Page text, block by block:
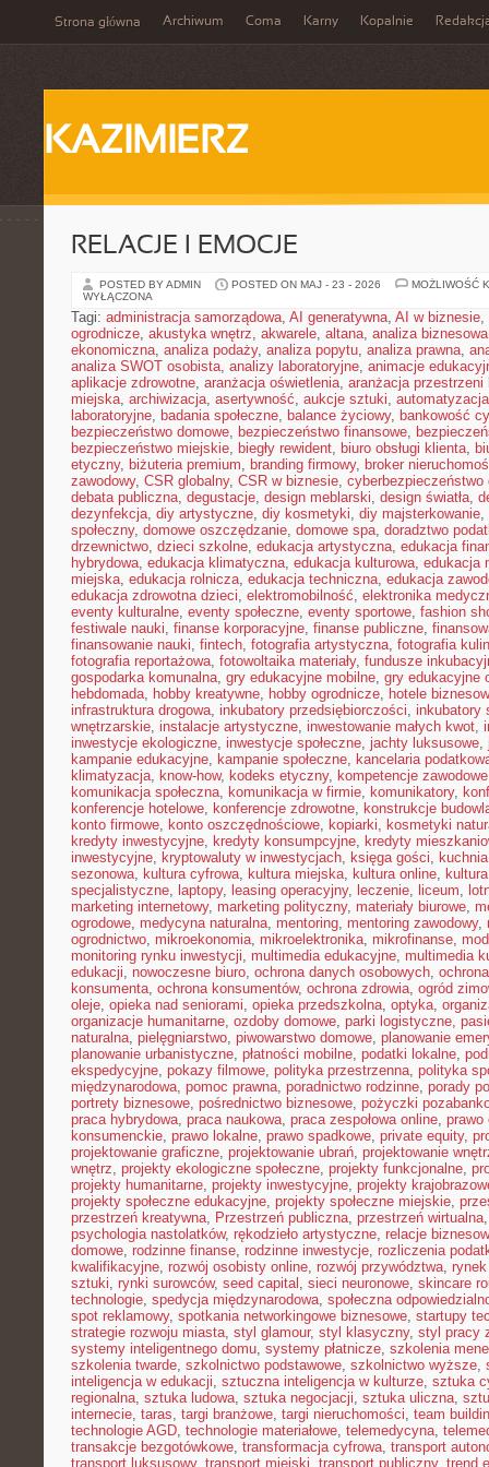
Strona główna Archiwum Coma Karny Kopalnie
KAZIMIERZ
RELACJE I EMOCJE
POSTED BY ADMIN POSTED ON MAJ - 23 - 2026
MOŻLIWOŚĆ
WYŁĄCZONA
Tagi: administracja samorządowa, AI generatywna, AI w biznesie,
ogrodnicze, akustyka wnętrz, akwarele, altana, analiza biznesowa
ekonomiczna, analiza podaży, analiza popytu, analiza prawna,
analiza SWOT osobista, analizy laboratoryjne, animacje
aplikacje zdrowotne, aranżacja oświetlenia, aranżacja przestrzeni
miejska, archiwizacja, asertywność, aukcje sztuki,
laboratoryjne, badania społeczne, balance życiowy, bankowość
bezpieczeństwo domowe, bezpieczeństwo finansowe,
bezpieczeństwo miejskie, biegły rewident, biuro obsługi klienta,
etyczny, biżuteria premium, branding firmowy, broker
zawodowy, CSR globalny, CSR w biznesie, cyberbezpieczeństwo
debata publiczna, degustacje, design meblarski, design światła,
dezynfekcja, diy artystyczne, diy kosmetyki, diy majsterkowanie,
społeczny, domowe oszczędzanie, domowe spa, doradztwo
drzewnictwo, dzieci szkolne, edukacja artystyczna, edukacja
hybrydowa, edukacja klimatyczna, edukacja kulturowa, edukacja
miejska, edukacja rolnicza, edukacja techniczna, edukacja
edukacja zdrowotna dzieci, elektromobilność, elektronika
eventy kulturalne, eventy społeczne, eventy sportowe, fashion
festiwale nauki, finanse korporacyjne, finanse publiczne,
finansowanie nauki, fintech, fotografia artystyczna, fotografia
fotografia reportażowa, fotowoltaika materiały, fundusze
gospodarka komunalna, gry edukacyjne mobilne, gry edukacyjne
hebdomada, hobby kreatywne, hobby ogrodnicze, hotele
infrastruktura drogowa, inkubatory przedsiębiorczości, inkubatory
wnętrzarskie, instalacje artystyczne, inwestowanie małych kwot,
inwestycje ekologiczne, inwestycje społeczne, jachty luksusowe,
kampanie edukacyjne, kampanie społeczne, kancelaria
klimatyzacja, know-how, kodeks etyczny, kompetencje zawodowe
komunikacja społeczna, komunikacja w firmie, komunikatory,
konferencje hotelowe, konferencje zdrowotne, konstrukcje
konto firmowe, konto oszczędnościowe, kopiarki, kosmetyki
kredyty inwestycyjne, kredyty konsumpcyjne, kredyty
inwestycyjne, kryptowaluty w inwestycjach, księga gości,
sezonowa, kultura cyfrowa, kultura miejska, kultura online,
specjalistyczne, laptopy, leasing operacyjny, leczenie, liceum,
marketing internetowy, marketing polityczny, materiały biurowe,
ogrodowe, medycyna naturalna, mentoring, mentoring zawodowy,
ogrodnictwo, mikroekonomia, mikroelektronika, mikrofinanse,
monitoring rynku inwestycji, multimedia edukacyjne, multimedia
edukacji, nowoczesne biuro, ochrona danych osobowych,
konsumenta, ochrona konsumentów, ochrona zdrowia, ogród
oleje, opieka nad seniorami, opieka przedszkolna, optyka,
organizacje humanitarne, ozdoby domowe, parki logistyczne,
naturalna, pielęgniarstwo, piwowarstwo domowe, planowanie
planowanie urbanistyczne, płatności mobilne, podatki lokalne,
ekspedycyjne, pokazy filmowe, polityka przestrzenna, polityka
międzynarodowa, pomoc prawna, poradnictwo rodzinne, porady
portrety biznesowe, pośrednictwo biznesowe, pożyczki
praca hybrydowa, praca naukowa, praca zespołowa online, prawo
konsumenckie, prawo lokalne, prawo spadkowe, private equity,
projektowanie graficzne, projektowanie ubrań, projektowanie
wnętrz, projekty ekologiczne społeczne, projekty funkcjonalne,
projekty humanitarne, projekty inwestycyjne, projekty
projekty społeczne edukacyjne, projekty społeczne miejskie,
przestrzeń kreatywna, Przestrzeń publiczna, przestrzeń wirtualna
psychologia nastolatków, rękodzieło artystyczne, relacje
domowe, rodzinne finanse, rodzinne inwestycje, rozliczenia
kwalifikacyjne, rozwój osobisty online, rozwój przywództwa,
sztuki, rynki surowców, seed capital , sieci neuronowe, skincare
technologie, spedycja międzynarodowa, społeczna
spot reklamowy, spotkania networkingowe biznesowe, startupy
strategie rozwoju miasta, styl glamour, styl klasyczny, styl pracy
systemy inteligentnego domu, systemy płatnicze, szkolenia
szkolenia twarde, szkolnictwo podstawowe, szkolnictwo wyższe,
inteligencja w edukacji, sztuczna inteligencja w kulturze, sztuka
regionalna, sztuka ludowa, sztuka negocjacji, sztuka uliczna,
internecie, taras, targi branżowe, targi nieruchomości, team
technologie AGD, technologie materiałowe, telemedycyna,
transakcje bezgotówkowe, transformacja cyfrowa, transport
transport luksusowy, transport miejski transport publiczny, trend